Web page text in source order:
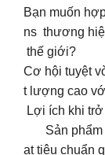
Bạn muốn
ns thương
thế giới?
Cơ hội tuyệt
t lượng cao
Lợi ích khi
Sản phẩm
ạt tiêu chuẩn